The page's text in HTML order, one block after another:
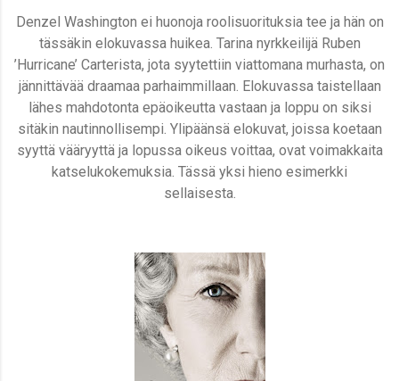
Denzel Washington ei huonoja roolisuorituksia tee ja hän on
tässäkin elokuvassa huikea. Tarina nyrkkeilijä Ruben
’Hurricane’ Carterista, jota syytettiin viattomana murhasta, on
jännittävää draamaa parhaimmillaan. Elokuvassa taistellaan
lähes mahdotonta epäoikeutta vastaan ja loppu on siksi
sitäkin nautinnollisempi. Ylipäänsä elokuvat, joissa koetaan
syyttä vääryyttä ja lopussa oikeus voittaa, ovat voimakkaita
katselukokemuksia. Tässä yksi hieno esimerkki
sellaisesta.